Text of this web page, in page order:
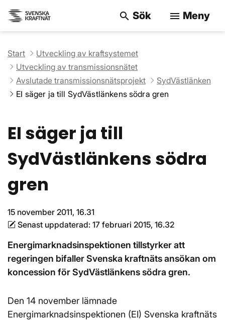
search Sök menu Meny
Start
Utveckling av kraftsystemet
Utveckling av transmissionsnätet
Avslutade transmissionsnätsprojekt
SydVästlänken
EI säger ja till SydVästlänkens södra gren
EI säger ja till
SydVästlänkens södra
gren
15 november 2011, 16.31
Senast uppdaterad: 17 februari 2015, 16.32
Energimarknadsinspektionen tillstyrker att
regeringen bifaller Svenska kraftnäts ansökan om
koncession för SydVästlänkens södra gren.
Den 14 november lämnade
Energimarknadsinspektionen (EI) Svenska kraftnäts